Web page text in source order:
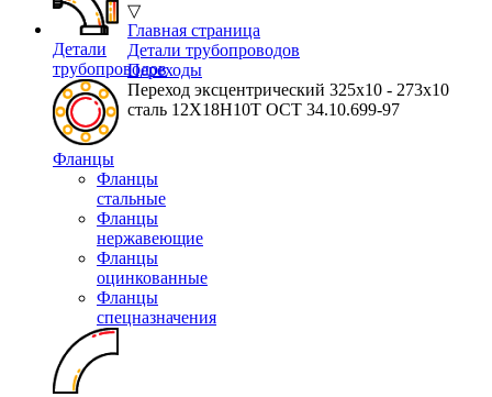
Детали
трубопроводов
Фланцы
Фланцы
стальные
Фланцы
нержавеющие
Фланцы
оцинкованные
Фланцы
спецназначения
▽
Главная страница
Детали трубопроводов
Переходы
Переход эксцентрический 325х10 - 273х10
сталь 12Х18Н10Т ОСТ 34.10.699-97